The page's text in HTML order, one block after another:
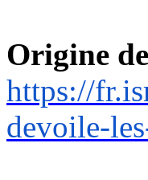
Origine
https://
devoile-